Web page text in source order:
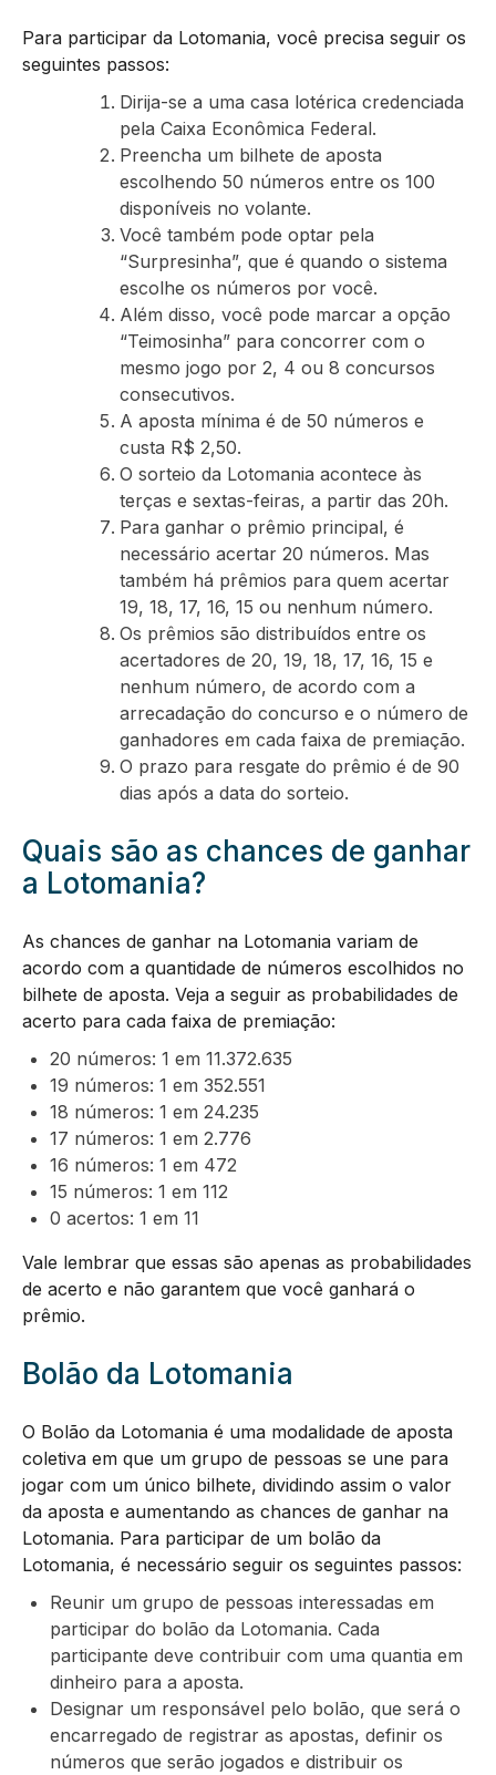
Para participar da Lotomania, você precisa seguir os
seguintes passos:
Dirija-se a uma casa lotérica credenciada
pela Caixa Econômica Federal.
Preencha um bilhete de aposta
escolhendo 50 números entre os 100
disponíveis no volante.
Você também pode optar pela
“Surpresinha”, que é quando o sistema
escolhe os números por você.
Além disso, você pode marcar a opção
“Teimosinha” para concorrer com o
mesmo jogo por 2, 4 ou 8 concursos
consecutivos.
A aposta mínima é de 50 números e
custa R$ 2,50.
O sorteio da Lotomania acontece às
terças e sextas-feiras, a partir das 20h.
Para ganhar o prêmio principal, é
necessário acertar 20 números. Mas
também há prêmios para quem acertar
19, 18, 17, 16, 15 ou nenhum número.
Os prêmios são distribuídos entre os
acertadores de 20, 19, 18, 17, 16, 15 e
nenhum número, de acordo com a
arrecadação do concurso e o número de
ganhadores em cada faixa de premiação.
O prazo para resgate do prêmio é de 90
dias após a data do sorteio.
Quais são as chances de ganhar
a Lotomania?
As chances de ganhar na Lotomania variam de
acordo com a quantidade de números escolhidos no
bilhete de aposta. Veja a seguir as probabilidades de
acerto para cada faixa de premiação:
20 números: 1 em 11.372.635
19 números: 1 em 352.551
18 números: 1 em 24.235
17 números: 1 em 2.776
16 números: 1 em 472
15 números: 1 em 112
0 acertos: 1 em 11
Vale lembrar que essas são apenas as probabilidades
de acerto e não garantem que você ganhará o
prêmio.
Bolão da Lotomania
O Bolão da Lotomania é uma modalidade de aposta
coletiva em que um grupo de pessoas se une para
jogar com um único bilhete, dividindo assim o valor
da aposta e aumentando as chances de ganhar na
Lotomania. Para participar de um bolão da
Lotomania, é necessário seguir os seguintes passos:
Reunir um grupo de pessoas interessadas em
participar do bolão da Lotomania. Cada
participante deve contribuir com uma quantia em
dinheiro para a aposta.
Designar um responsável pelo bolão, que será o
encarregado de registrar as apostas, definir os
números que serão jogados e distribuir os